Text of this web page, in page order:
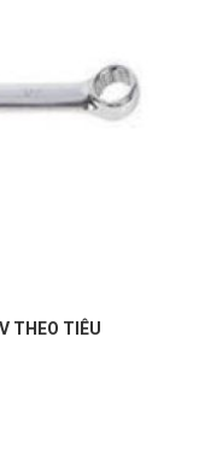
1/2" DẢI ĐO TỪ 20-